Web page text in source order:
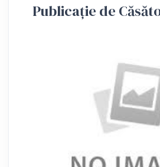
Publicație de